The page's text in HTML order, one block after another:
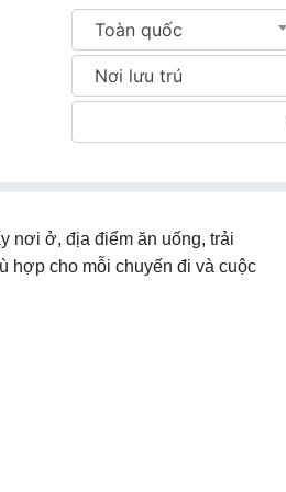
Toàn quốc
Nơi lưu trú
nơi ở, địa điểm ăn uống, trải
hợp cho mỗi chuyến đi và cuộc